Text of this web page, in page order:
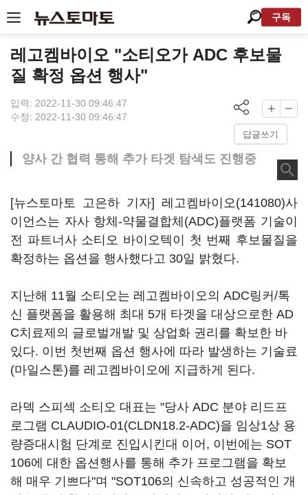
구독
레고켐바이오 "소티오가 ADC 후보물
질 확정 옵션 행사"
입력: 2022-11-30 09:46:47
수정: 2022-11-30 09:46:47
답글쓰기
양사 간 협력 통해 추가 타겟 탐색도 진행중
[뉴스토마토 고은하 기자] 레고켐바이오(141080)사
이언스는 자사 항체-약물결합체(ADC)플랫폼 기술이
전 파트너사 소티오 바이오텍이 첫 번째 후보물질을
확정하는 옵션을 행사했다고 30일 밝혔다.
지난해 11월 소티오는 레고켐바이오의 ADC링커/톡
신 플랫폼을 활용해 최대 5개 타겟을 대상으로한 AD
C치료제의 글로벌개발 및 상업화 권리를 확보한 바
있다. 이번 첫번째 옵션 행사에 따라 발생하는 기술료
(마일스톤)를 레고켐바이오에 지급하게 된다.
라덱 스피섹 소티오 대표는 "당사 ADC 분야 리드프
로그램 CLAUDIO-01(CLDN18.2-ADC)을 임상1상 용
량증대시험 단계로 진입시킨대 이어, 이번에는 SOT
106에 대한 옵션행사를 통해 추가 프로그램을 확보
해 매우 기쁘다"며 "SOT106의 신속하고 성공적인 개